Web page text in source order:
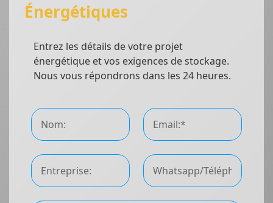
Énergétiques
Entrez les détails de votre projet
énergétique et vos exigences de stockage.
Nous vous répondrons dans les 24 heures.